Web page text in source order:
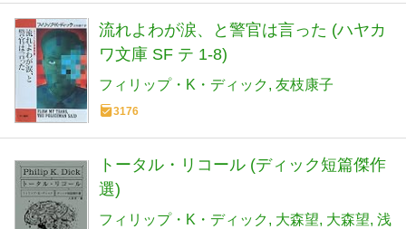
流れよわが涙、と警官は言った (ハヤカ
ワ文庫 SF テ 1-8)
フィリップ・K・ディック 友枝康子
3176
トータル・リコール (ディック短篇傑作
選)
フィリップ・K・ディック 大森望 大森望 浅